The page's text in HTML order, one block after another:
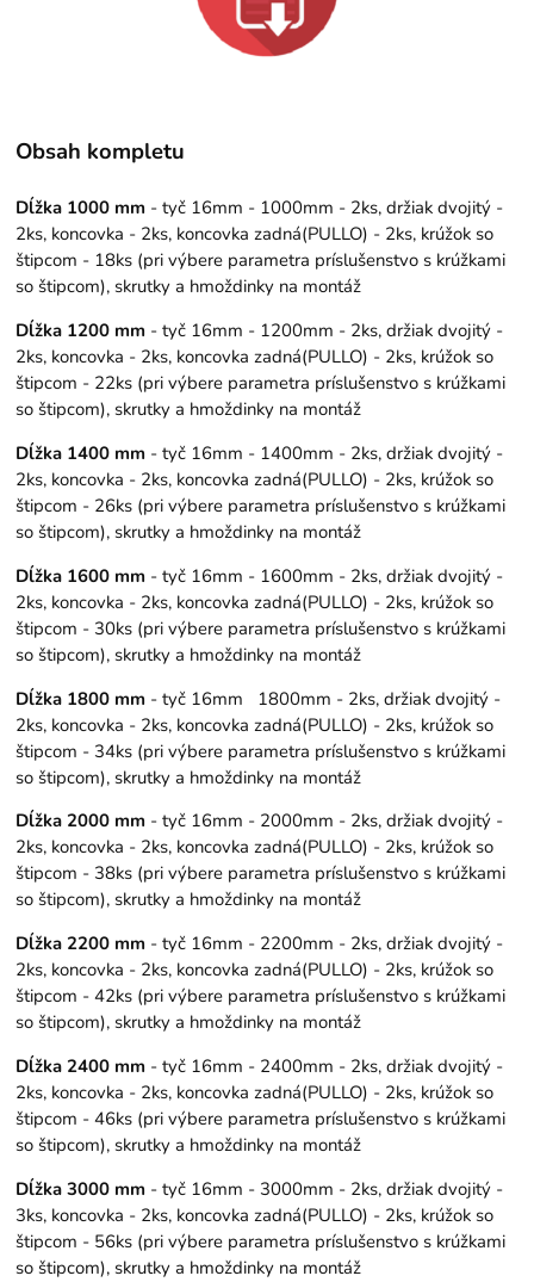
Obsah kompletu
Dĺžka 1000 mm - tyč 16mm - 1000mm - 2ks, držiak dvojitý -
2ks, koncovka - 2ks, koncovka zadná(PULLO) - 2ks, krúžok so
štipcom - 18ks (pri výbere parametra príslušenstvo s krúžkami
so štipcom), skrutky a hmoždinky na montáž
Dĺžka 1200 mm - tyč 16mm - 1200mm - 2ks, držiak dvojitý -
2ks, koncovka - 2ks, koncovka zadná(PULLO) - 2ks, krúžok so
štipcom - 22ks (pri výbere parametra príslušenstvo s krúžkami
so štipcom), skrutky a hmoždinky na montáž
Dĺžka 1400 mm - tyč 16mm - 1400mm - 2ks, držiak dvojitý -
2ks, koncovka - 2ks, koncovka zadná(PULLO) - 2ks, krúžok so
štipcom - 26ks (pri výbere parametra príslušenstvo s krúžkami
so štipcom), skrutky a hmoždinky na montáž
Dĺžka 1600 mm - tyč 16mm - 1600mm - 2ks, držiak dvojitý -
2ks, koncovka - 2ks, koncovka zadná(PULLO) - 2ks, krúžok so
štipcom - 30ks (pri výbere parametra príslušenstvo s krúžkami
so štipcom), skrutky a hmoždinky na montáž
Dĺžka 1800 mm - tyč 16mm 1800mm - 2ks, držiak dvojitý -
2ks, koncovka - 2ks, koncovka zadná(PULLO) - 2ks, krúžok so
štipcom - 34ks (pri výbere parametra príslušenstvo s krúžkami
so štipcom), skrutky a hmoždinky na montáž
Dĺžka 2000 mm - tyč 16mm - 2000mm - 2ks, držiak dvojitý -
2ks, koncovka - 2ks, koncovka zadná(PULLO) - 2ks, krúžok so
štipcom - 38ks (pri výbere parametra príslušenstvo s krúžkami
so štipcom), skrutky a hmoždinky na montáž
Dĺžka 2200 mm - tyč 16mm - 2200mm - 2ks, držiak dvojitý -
2ks, koncovka - 2ks, koncovka zadná(PULLO) - 2ks, krúžok so
štipcom - 42ks (pri výbere parametra príslušenstvo s krúžkami
so štipcom), skrutky a hmoždinky na montáž
Dĺžka 2400 mm - tyč 16mm - 2400mm - 2ks, držiak dvojitý -
2ks, koncovka - 2ks, koncovka zadná(PULLO) - 2ks, krúžok so
štipcom - 46ks (pri výbere parametra príslušenstvo s krúžkami
so štipcom), skrutky a hmoždinky na montáž
Dĺžka 3000 mm - tyč 16mm - 3000mm - 2ks, držiak dvojitý -
3ks, koncovka - 2ks, koncovka zadná(PULLO) - 2ks, krúžok so
štipcom - 56ks (pri výbere parametra príslušenstvo s krúžkami
so štipcom), skrutky a hmoždinky na montáž